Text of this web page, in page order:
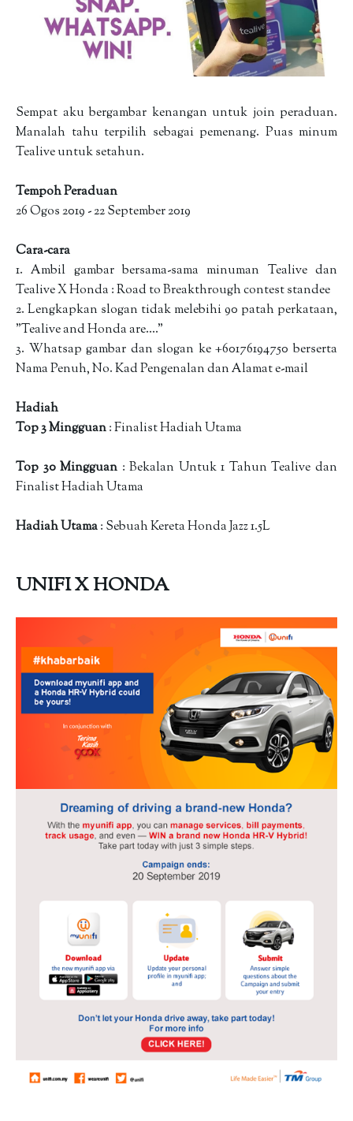
Sempat aku bergambar kenangan untuk join peraduan.
Manalah tahu terpilih sebagai pemenang. Puas minum
Tealive untuk setahun.
Tempoh Peraduan
26 Ogos 2019 - 22 September 2019
Cara-cara
1. Ambil gambar bersama-sama minuman Tealive dan
Tealive X Honda : Road to Breakthrough contest standee
2. Lengkapkan slogan tidak melebihi 90 patah perkataan,
"Tealive and Honda are...."
3. Whatsap gambar dan slogan ke +60176194750 berserta
Nama Penuh, No. Kad Pengenalan dan Alamat e-mail
Hadiah
Top 3 Mingguan: Finalist Hadiah Utama
Top 30 Mingguan : Bekalan Untuk 1 Tahun Tealive dan
Finalist Hadiah Utama
Hadiah Utama: Sebuah Kereta Honda Jazz 1.5L
UNIFI X HONDA